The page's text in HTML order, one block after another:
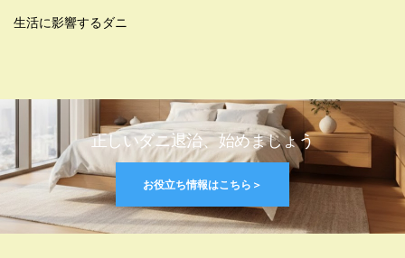
生活に影響するダニ
正しいダニ退治、始めましょう
お役立ち情報はこちら＞